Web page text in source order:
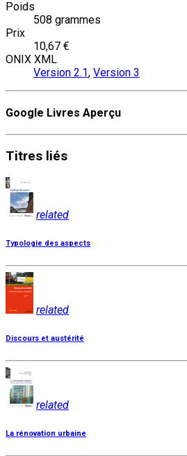
Poids
508 grammes
Prix
10,67 €
ONIX XML
Version 2.1, Version 3
Google Livres Aperçu
Titres liés
related
Typologie des aspects
related
Discours et austérité
related
La rénovation urbaine